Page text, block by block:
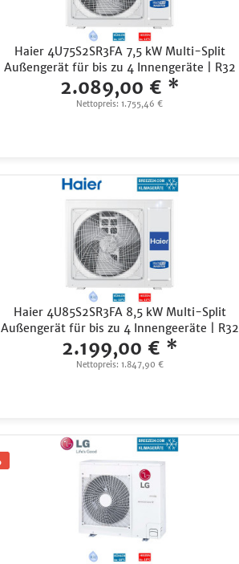
Haier 4U75S2SR3FA 7,5 kW Multi-Split
Außengerät für bis zu 4 Innengeräte | R32
2.089,00 € *
Nettopreis: 1.755,46 €
Haier 4U85S2SR3FA 8,5 kW Multi-Split
Außengerät für bis zu 4 Innengeeräte | R32
2.199,00 € *
Nettopreis: 1.847,90 €